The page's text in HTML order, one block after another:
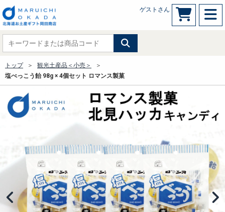
ゲストさん
トップ
観光土産品＜小売＞
塩べっこう飴 98g × 4個セット ロマンス製菓